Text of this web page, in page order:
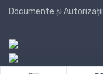
Documente și Autorizații